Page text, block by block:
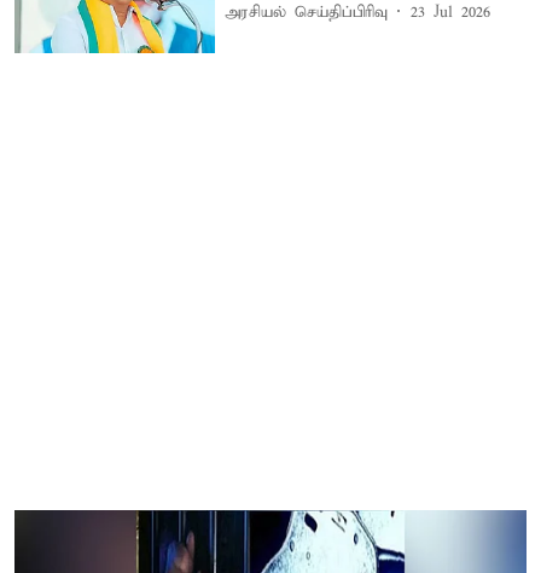
அரசியல் செய்திப்பிரிவு 23 Jul 2026